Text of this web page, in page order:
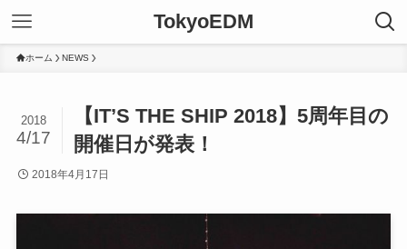
TokyoEDM
ホーム NEWS
【IT’S THE SHIP 2018】5周年目の
開催日が発表！
2018
4/17
2018年4月17日